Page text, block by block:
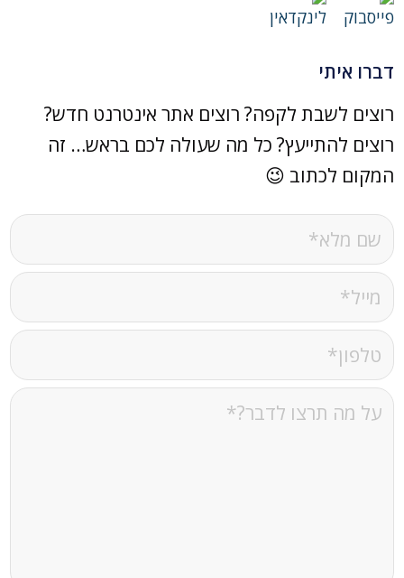
דברו איתי
רוצים לשבת לקפה? רוצים אתר אינטרנט חדש?
רוצים להתייעץ? כל מה שעולה לכם בראש… זה
המקום לכתוב 😉